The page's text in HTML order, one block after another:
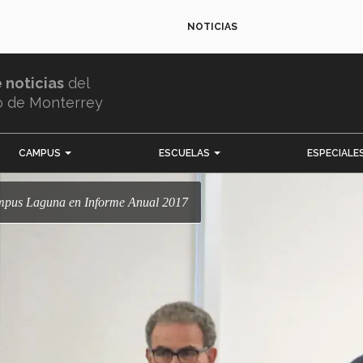
NOTICIAS
noticias del
de Monterrey
CAMPUS ESCUELAS
Laguna en Informe Anual 2017